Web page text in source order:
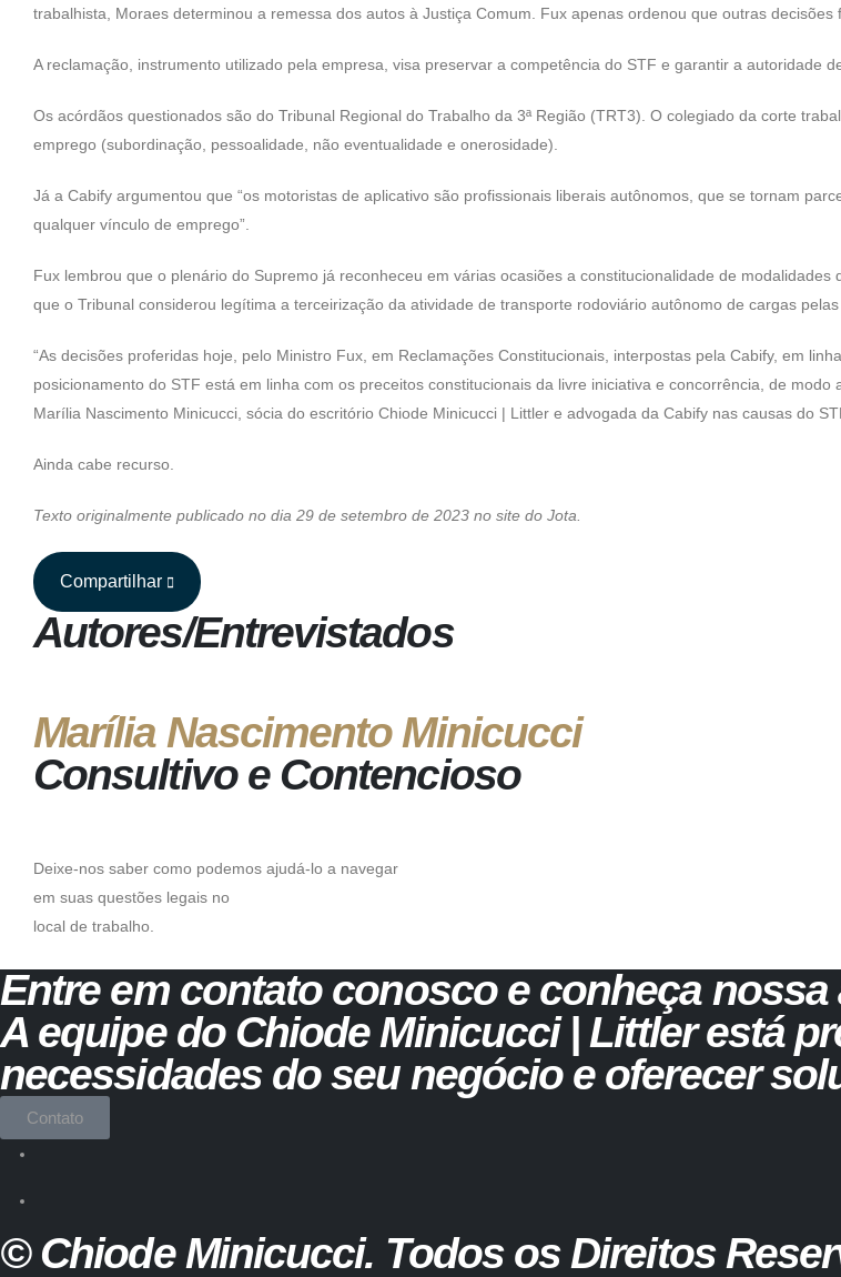
trabalhista, Moraes determinou a remessa dos autos à Justiça Comum. Fux apenas ordenou que outras
A reclamação, instrumento utilizado pela empresa, visa preservar a competência do STF e garantir a autoridade
Os acórdãos questionados são do Tribunal Regional do Trabalho da 3ª Região (TRT3). O colegiado da corte
emprego (subordinação, pessoalidade, não eventualidade e onerosidade).
Já a Cabify argumentou que “os motoristas de aplicativo são profissionais liberais autônomos, que se tornam
qualquer vínculo de emprego”.
Fux lembrou que o plenário do Supremo já reconheceu em várias ocasiões a constitucionalidade de
que o Tribunal considerou legítima a terceirização da atividade de transporte rodoviário autônomo de cargas pelas
“As decisões proferidas hoje, pelo Ministro Fux, em Reclamações Constitucionais, interpostas pela Cabify, em
posicionamento do STF está em linha com os preceitos constitucionais da livre iniciativa e concorrência, de
Marília Nascimento Minicucci, sócia do escritório Chiode Minicucci | Littler e advogada da Cabify nas causas do
Ainda cabe recurso.
Texto originalmente publicado no dia 29 de setembro de 2023 no site do Jota.
Compartilhar
Autores/Entrevistados
Marília Nascimento Minicucci
Consultivo e Contencioso
Deixe-nos saber como podemos ajudá-lo a navegar
em suas questões legais no
local de trabalho.
Entre em contato conosco e conheça
A equipe do Chiode Minicucci | Littler está
necessidades do seu negócio e oferecer
Contato
© Chiode Minicucci. Todos os Direitos